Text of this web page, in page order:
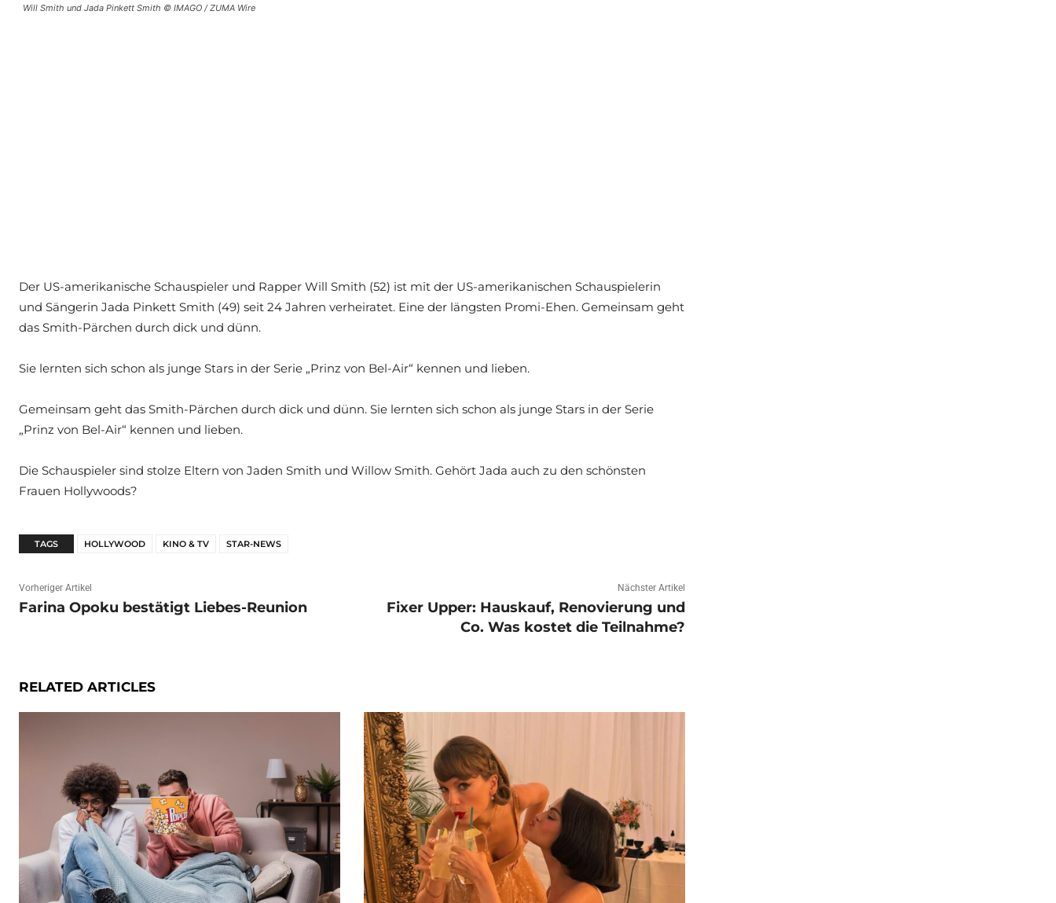
Will Smith und Jada Pinkett Smith © IMAGO / ZUMA Wire
Der US-amerikanische Schauspieler und Rapper Will Smith (52) ist mit der US-amerikanischen Schauspielerin
und Sängerin Jada Pinkett Smith (49) seit 24 Jahren verheiratet. Eine der längsten Promi-Ehen. Gemeinsam geht
das Smith-Pärchen durch dick und dünn.
Sie lernten sich schon als junge Stars in der Serie „Prinz von Bel-Air“ kennen und lieben.
Gemeinsam geht das Smith-Pärchen durch dick und dünn. Sie lernten sich schon als junge Stars in der Serie
„Prinz von Bel-Air“ kennen und lieben.
Die Schauspieler sind stolze Eltern von Jaden Smith und Willow Smith. Gehört Jada auch zu den schönsten
Frauen Hollywoods?
TAGS HOLLYWOOD KINO & TV STAR-NEWS
Vorheriger Artikel
Farina Opoku bestätigt Liebes-Reunion
Nächster Artikel
Fixer Upper: Hauskauf, Renovierung und
Co. Was kostet die Teilnahme?
RELATED ARTICLES